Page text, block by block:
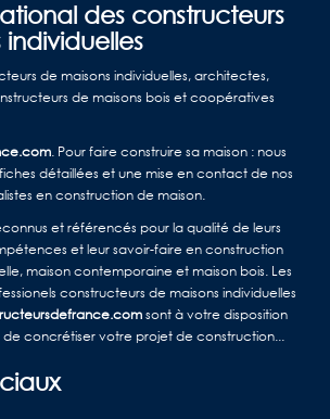
des constructeurs
de maisons individuelles, architectes,
de maisons bois et coopératives
. Pour faire construire sa maison : nous
détaillées et une mise en contact de nos
en construction de maison.
et référencés pour la qualité de leurs
et leur savoir-faire en construction
maison contemporaine et maison bois. Les
constructeurs de maisons individuelles
sont à votre disposition
concrétiser votre projet de construction...